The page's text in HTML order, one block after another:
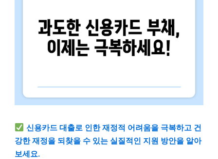
신용카드 대출로 인한 재정적 어려움을 극복하고 건
강한 재정을 되찾을 수 있는 실질적인 지원 방안을 알아
보세요.